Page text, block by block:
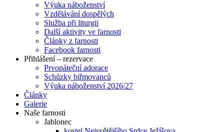
Výuka náboženství
Vzdělávání dospělých
Služba při liturgii
Další aktivity ve farnosti
Články z farnosti
Facebook farnosti
Přihlášení – rezervace
Prvopáteční adorace
Schůzky biřmovanců
Výuka náboženství 2026/27
Články
Galerie
Naše farnosti
Jablonec